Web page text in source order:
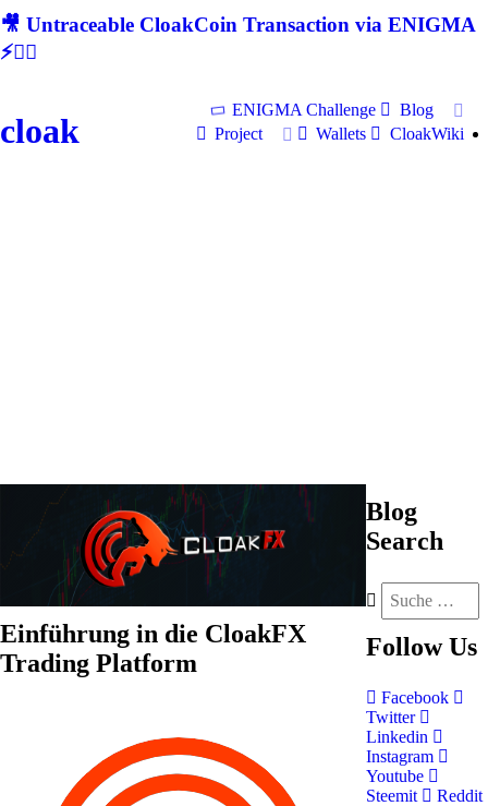
🎥 Untraceable CloakCoin Transaction via ENIGMA
⚡🕵‍♂
cloak
ENIGMA Challenge
Blog
Project
Wallets CloakWiki
Einführung in die CloakFX
Trading Platform
Blog
Search
Follow Us
Facebook
Twitter
Linkedin
Instagram
Youtube
Steemit
Reddit